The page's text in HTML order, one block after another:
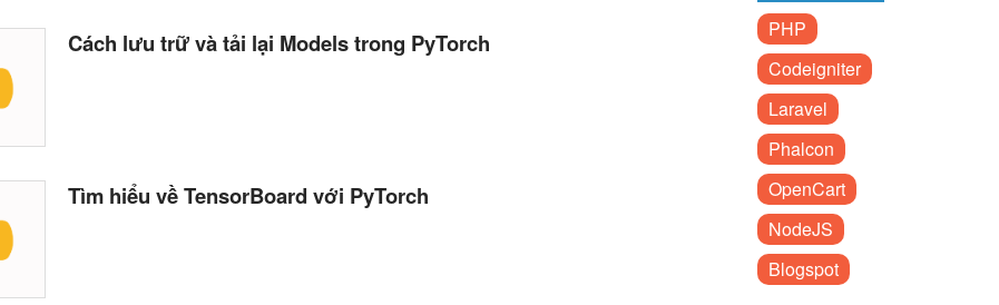
Cách lưu trữ và tải lại Models trong PyTorch
Tìm hiểu về TensorBoard với PyTorch
PHP
Codeigniter
Laravel
Phalcon
OpenCart
NodeJS
Blogspot